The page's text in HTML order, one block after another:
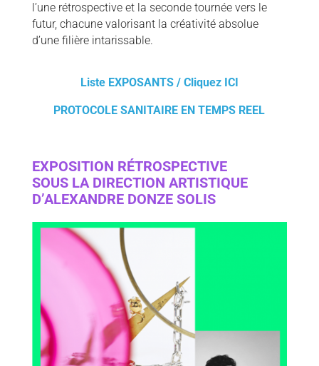
l’une rétrospective et la seconde tournée vers le
futur, chacune valorisant la créativité absolue
d’une filière intarissable.
Liste EXPOSANTS / Cliquez ICI
PROTOCOLE SANITAIRE EN TEMPS REEL
EXPOSITION RÉTROSPECTIVE
SOUS LA DIRECTION ARTISTIQUE
D’ALEXANDRE DONZE SOLIS